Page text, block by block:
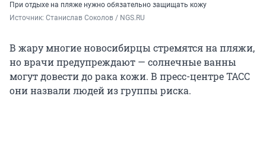
При отдыхе на пляже нужно обязательно защищать кожу
Источник: Станислав Соколов / NGS.RU
В жару многие новосибирцы стремятся на пляжи,
но врачи предупреждают — солнечные ванны
могут довести до рака кожи. В пресс-центре ТАСС
они назвали людей из группы риска.